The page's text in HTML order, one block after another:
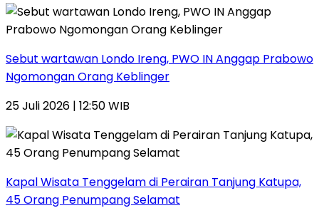
Sebut wartawan Londo Ireng, PWO IN Anggap Prabowo
Ngomongan Orang Keblinger
25 Juli 2026 | 12:50 WIB
Kapal Wisata Tenggelam di Perairan Tanjung Katupa,
45 Orang Penumpang Selamat